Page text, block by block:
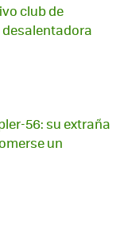
club de
desalentadora
56: su extraña
un